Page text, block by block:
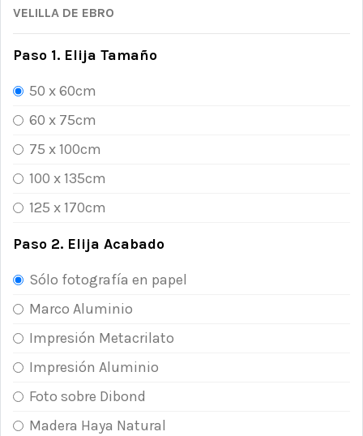
VELILLA DE EBRO
Paso 1. Elija Tamaño
50 x 60cm
60 x 75cm
75 x 100cm
100 x 135cm
125 x 170cm
Paso 2. Elija Acabado
Sólo fotografía en papel
Marco Aluminio
Impresión Metacrilato
Impresión Aluminio
Foto sobre Dibond
Madera Haya Natural